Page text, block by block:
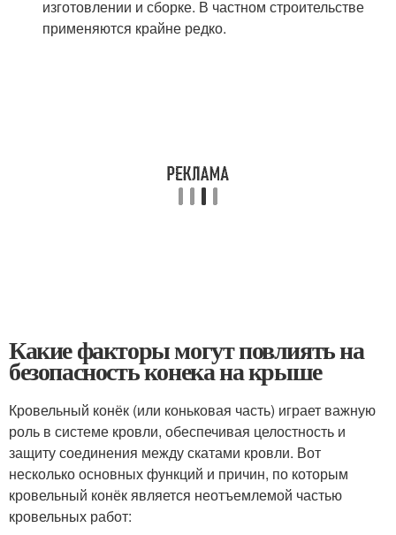
изготовлении и сборке. В частном строительстве
применяются крайне редко.
Какие факторы могут повлиять на
безопасность конека на крыше
Кровельный конёк (или коньковая часть) играет важную
роль в системе кровли, обеспечивая целостность и
защиту соединения между скатами кровли. Вот
несколько основных функций и причин, по которым
кровельный конёк является неотъемлемой частью
кровельных работ: